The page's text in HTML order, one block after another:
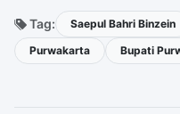
Tag: Saepul Bahri Binzein
Purwakarta
Bupati